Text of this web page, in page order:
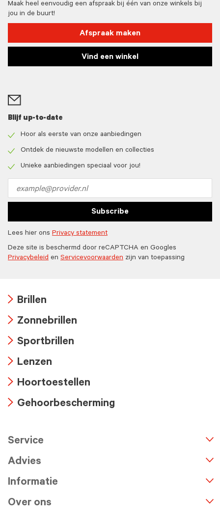
Maak heel eenvoudig een afspraak bij één van onze winkels bij
jou in de buurt!
Afspraak maken
Vind een winkel
Blijf up-to-date
icon
Hoor als eerste van onze aanbiedingen
icon
Ontdek de nieuwste modellen en collecties
Unieke aanbiedingen speciaal voor jou!
address
Subscribe
Lees hier ons Privacy statement
Deze site is beschermd door reCAPTCHA en Googles
Privacybeleid en Servicevoorwaarden zijn van toepassing
icon
Brillen
icon
Zonnebrillen
icon
Sportbrillen
icon
Lenzen
icon
Hoortoestellen
Gehoorbescherming
Service
Advies
Informatie
Over ons